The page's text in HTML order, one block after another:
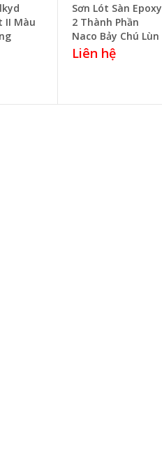
II Màu
Sơn Lót Sàn Epoxy
2 Thành Phần
Naco Bảy Chú Lùn
Liên hệ